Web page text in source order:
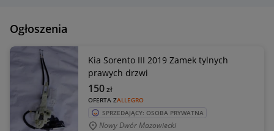
Ogłoszenia
Kia Sorento III 2019 Zamek tylnych
prawych drzwi
OFERTA ZALLEGRO
150zł
SPRZEDAJĄCY: OSOBA PRYWATNA
Nowy Dwór Mazowiecki